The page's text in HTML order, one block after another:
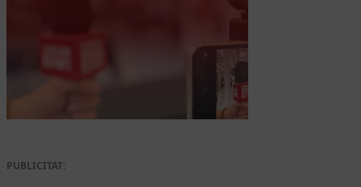
PUBLICITAT: